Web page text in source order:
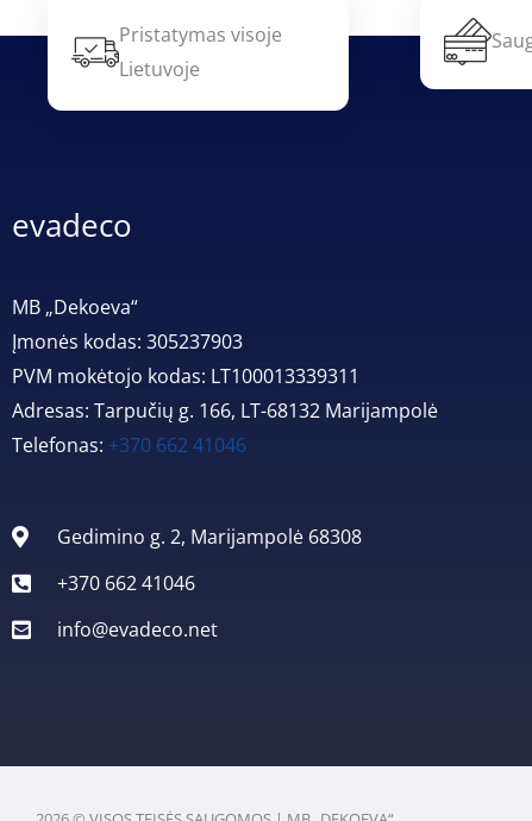
Pristatymas visoje
Lietuvoje
evadeco
MB „Dekoeva“
Įmonės kodas: 305237903
PVM mokėtojo kodas: LT100013339311
Adresas: Tarpučių g. 166, LT-68132 Marijampolė
Telefonas: +370 662 41046
Gedimino g. 2, Marijampolė 68308
+370 662 41046
info@evadeco.net